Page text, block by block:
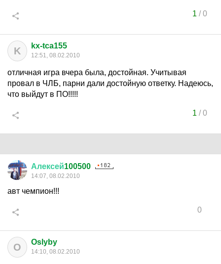
1 /0
K kx-tca155
12:51, 08.02.2010
отличная игра вчера была, достойная. Учитывая
провал в ЧЛБ, парни дали достойную ответку. Надеюсь,
что выйдут в ПО!!!!!
1 /0
Алексей100500
14:07, 08.02.2010
авт чемпион!!!
0
O Oslyby
14:10, 08.02.2010